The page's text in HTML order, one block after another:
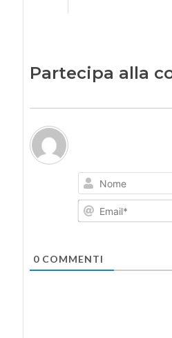
Partecipa alla
0COMMENTI